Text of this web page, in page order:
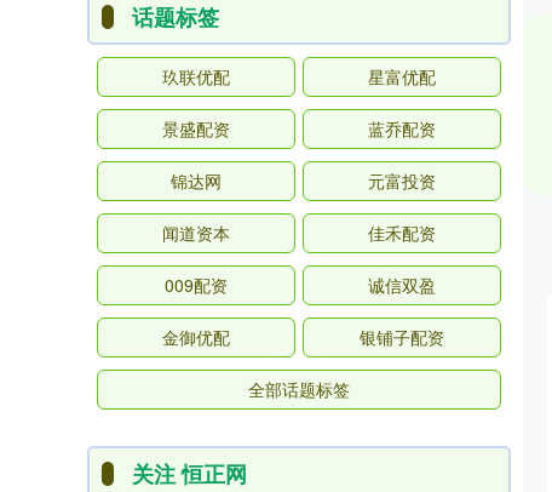
话题标签
玖联优配 星富优配
景盛配资 蓝乔配资
锦达网 元富投资
闻道资本 佳禾配资
009配资 诚信双盈
金御优配 银铺子配资
全部话题标签
关注 恒正网